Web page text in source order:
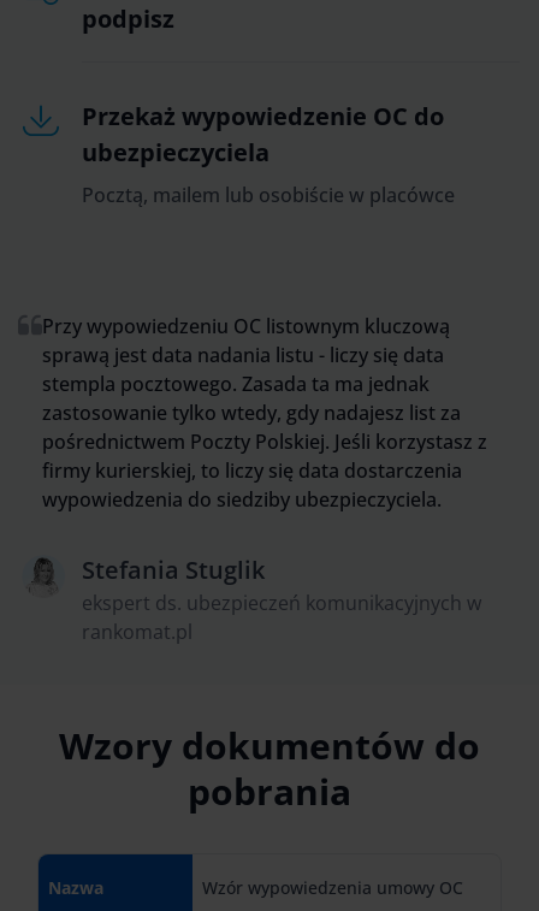
podpisz
Przekaż wypowiedzenie OC do
ubezpieczyciela
Pocztą, mailem lub osobiście w placówce
Przy wypowiedzeniu OC listownym kluczową
sprawą jest data nadania listu - liczy się data
stempla pocztowego. Zasada ta ma jednak
zastosowanie tylko wtedy, gdy nadajesz list za
pośrednictwem Poczty Polskiej. Jeśli korzystasz z
firmy kurierskiej, to liczy się data dostarczenia
wypowiedzenia do siedziby ubezpieczyciela.
Stefania Stuglik
ekspert ds. ubezpieczeń komunikacyjnych w
rankomat.pl
Wzory dokumentów do
pobrania
Nazwa Wzór wypowiedzenia umowy OC